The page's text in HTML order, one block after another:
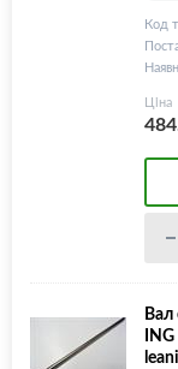
Код
Ціна
Вал